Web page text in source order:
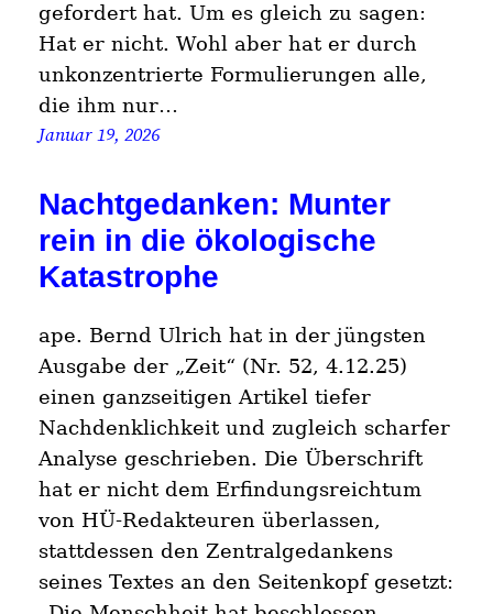
gefordert hat. Um es gleich zu sagen:
Hat er nicht. Wohl aber hat er durch
unkonzentrierte Formulierungen alle,
die ihm nur…
Januar 19, 2026
Nachtgedanken: Munter
rein in die ökologische
Katastrophe
ape. Bernd Ulrich hat in der jüngsten
Ausgabe der „Zeit“ (Nr. 52, 4.12.25)
einen ganzseitigen Artikel tiefer
Nachdenklichkeit und zugleich scharfer
Analyse geschrieben. Die Überschrift
hat er nicht dem Erfindungsreichtum
von HÜ-Redakteuren überlassen,
stattdessen den Zentralgedankens
seines Textes an den Seitenkopf gesetzt: